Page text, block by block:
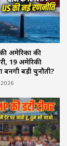
अमेरिका की
19 अमेरिकी
बनेंगी बड़ी चुनौती?